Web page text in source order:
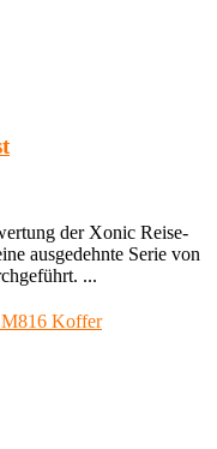
der Xonic Reise-
ausgedehnte Serie von
...